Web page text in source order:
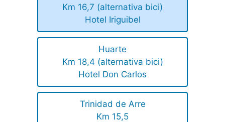
Km 16,7 (alternativa bici)
Hotel Iriguibel
Huarte
Km 18,4 (alternativa bici)
Hotel Don Carlos
Trinidad de Arre
Km 15,5